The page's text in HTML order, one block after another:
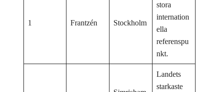
1 Frantzén Stockholm
stora
internation
ella
referenspu
nkt.
Landets
starkaste